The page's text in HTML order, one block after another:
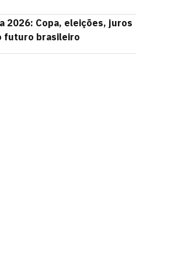
2026: Copa, eleições, juros
futuro brasileiro